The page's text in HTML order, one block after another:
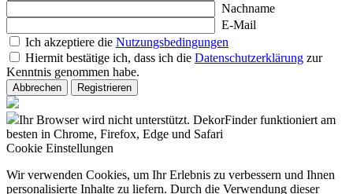
Nachname
E-Mail
Ich akzeptiere die Nutzungsbedingungen
Hiermit bestätige ich, dass ich die Datenschutzerklärung zur
Kenntnis genommen habe.
Abbrechen Registrieren
Ihr Browser wird nicht unterstützt. DekorFinder funktioniert am
besten in Chrome, Firefox, Edge und Safari
Cookie Einstellungen
Wir verwenden Cookies, um Ihr Erlebnis zu verbessern und Ihnen
personalisierte Inhalte zu liefern. Durch die Verwendung dieser